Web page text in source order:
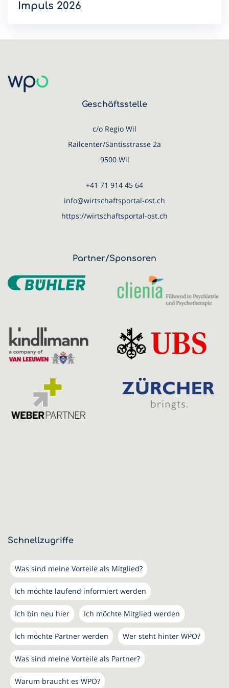
Impuls 2026
Geschäftsstelle
c/o Regio Wil
Railcenter/Säntisstrasse 2a
9500 Wil
+41 71 914 45 64
info@wirtschaftsportal-ost.ch
https://wirtschaftsportal-ost.ch
Partner/Sponsoren
Schnellzugriffe
Was sind meine Vorteile als Mitglied?
Ich möchte laufend informiert werden
Ich bin neu hier Ich möchte Mitglied werden
Ich möchte Partner werden Wer steht hinter WPO?
Was sind meine Vorteile als Partner?
Warum braucht es WPO?